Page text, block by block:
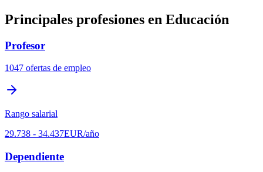
Principales profesiones en Educación
Profesor
1047 ofertas de empleo
Rango salarial
29.738 - 34.437EUR/año
Dependiente